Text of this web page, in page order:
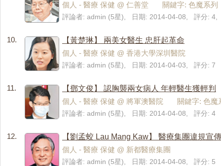
個人 - 醫療 保健 @ 仁善堂 關鍵字: 色魔系列
評論者: admin (5星), 日期: 2014-04-08, 評分:
10.
【黃楚琳】 兩美女醫生 忠肝起革命
個人 - 醫療 保健 @ 香港大學深圳醫院
評論者: admin (5星), 日期: 2014-04-03, 評分: 7
11.
【鄧文俊】 認胸襲兩女病人 年輕醫生獲輕判
個人 - 醫療 保健 @ 將軍澳醫院 關鍵字: 色魔
評論者: admin (5星), 日期: 2014-04-08, 評分: 4
12.
【劉孟蛟 Lau Mang Kaw】 醫療集團違規宣
個人 - 醫療 保健 @ 新都醫療集團
評論者: admin (5星), 日期: 2014-04-08, 評分: 5